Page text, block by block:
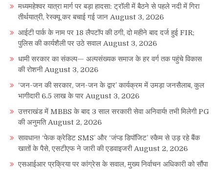
मध्यमहेश्वर यात्रा मार्ग पर बड़ा हादसा: ट्रॉली में बैठने से पहले नदी में गिरा
तीर्थयात्री, रेस्क्यू कर बचाई गई जान August 3, 2026
आईटी पार्क के नाम पर 18 लैपटॉप की ठगी, दो महीने बाद दर्ज हुई FIR;
पुलिस की कार्यशैली पर उठे सवाल August 3, 2026
धामी सरकार का संकल्प— अल्पसंख्यक समाज के हर वर्ग तक पहुंचे विकास
की रोशनी August 3, 2026
‘जन-जन की सरकार, जन-जन के द्वार’ कार्यक्रम में उमड़ा जनसैलाब, कुल
भागीदारी 6.5 लाख के पार August 3, 2026
उत्तराखंड में MBBS के बाद 3 साल सरकारी सेवा अनिवार्य! तभी मिलेगी PG
की अनुमति August 2, 2026
सावधान! ‘फेक क्रेडिट SMS’ और ‘जंप्ड डिपॉजिट’ स्कैम से उड़ रहे बैंक
खातों के पैसे, एसटीएफ ने जारी की एडवाइजरी August 2, 2026
एसआईआर प्रक्रिया पर कांग्रेस के सवाल, मुख्य निर्वाचन अधिकारी को सौंपा